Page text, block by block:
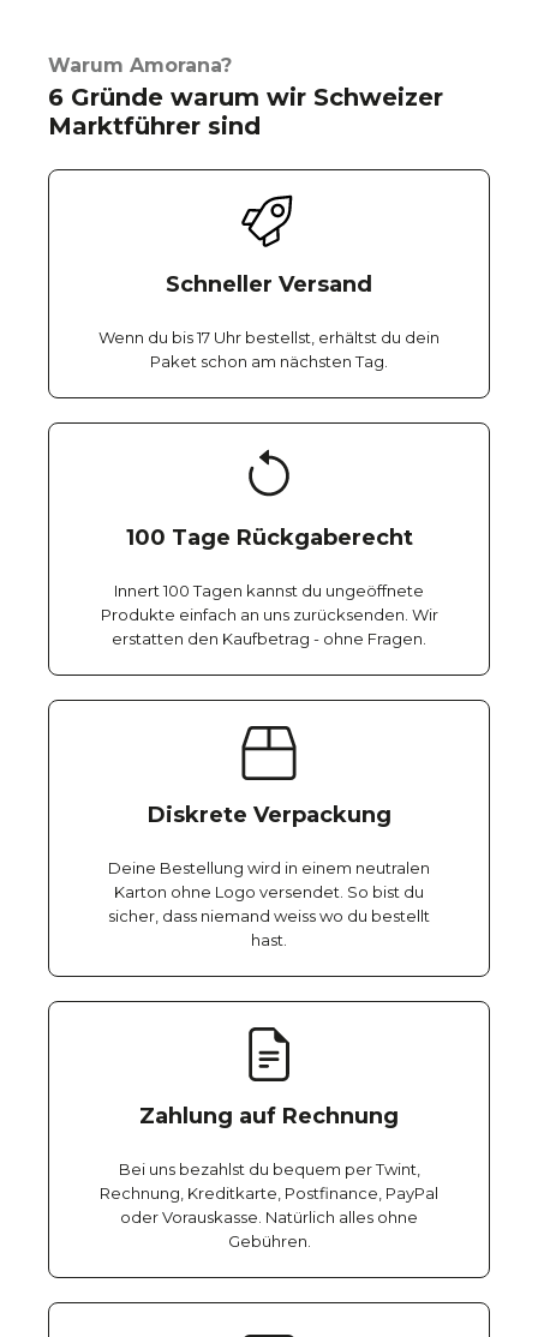
Warum Amorana?
6 Gründe warum wir Schweizer
Marktführer sind
Schneller Versand
Wenn du bis 17 Uhr bestellst, erhältst du dein
Paket schon am nächsten Tag.
100 Tage Rückgaberecht
Innert 100 Tagen kannst du ungeöffnete
Produkte einfach an uns zurücksenden. Wir
erstatten den Kaufbetrag - ohne Fragen.
Diskrete Verpackung
Deine Bestellung wird in einem neutralen
Karton ohne Logo versendet. So bist du
sicher, dass niemand weiss wo du bestellt
hast.
Zahlung auf Rechnung
Bei uns bezahlst du bequem per Twint,
Rechnung, Kreditkarte, Postfinance, PayPal
oder Vorauskasse. Natürlich alles ohne
Gebühren.